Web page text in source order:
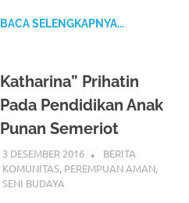
BACA SELENGKAPNYA...
Katharina” Prihatin
Pada Pendidikan Anak
Punan Semeriot
3 DESEMBER 2016
BERITA
KOMUNITAS, PEREMPUAN AMAN,
SENI BUDAYA